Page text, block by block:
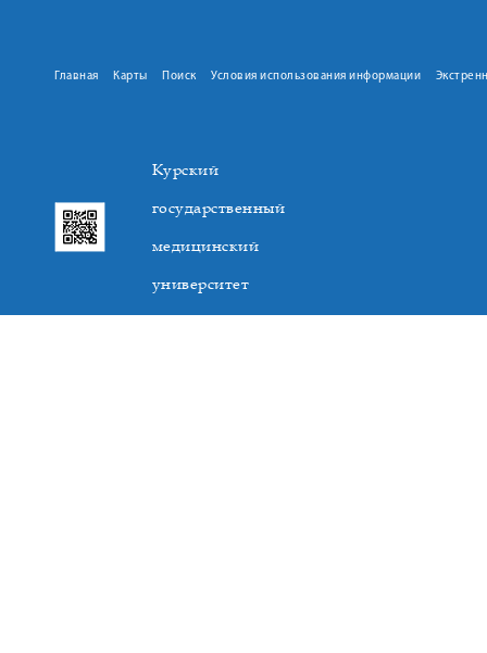
Главная Карты Поиск Условия использования информации
Курский
государственный
медицинский
университет